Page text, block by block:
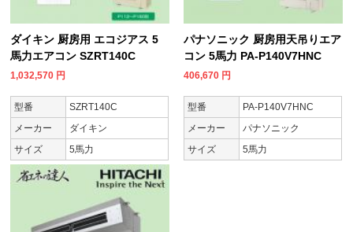
ダイキン 厨房用 エコジアス 5
馬力エアコン SZRT140C
1,032,570 円
型番
SZRT140C
メーカー
ダイキン
サイズ
5馬力
パナソニック 厨房用天吊りエア
コン 5馬力 PA-P140V7HNC
406,670 円
型番
PA-P140V7HNC
メーカー
パナソニック
サイズ
5馬力